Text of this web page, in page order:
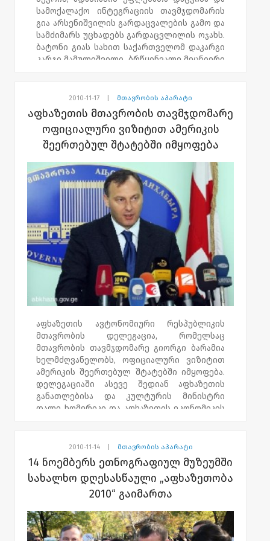
სამოქალაქო ინტეგრაციის თავმჯდომარის
გია არსენიშვილის გარდაცვალების გამო და
სამძიმარს უცხადებს გარდაცვლილის ოჯახს.
ბატონი გიას სახით საქართველომ დაკარგი
კარგი მამულიშვილი, ბრწყინვალე მეცნიერი
2010-11-17 მთავრობის აპარატი
აფხაზეთის მთავრობის თავმჯდომარე
ოფიციალური ვიზიტით ამერიკის
შეერთებულ შტატებში იმყოფება
აფხაზეთის ავტონომიური რესპუბლიკის
მთავრობის დელეგაცია, რომელსაც
მთავრობის თავმჯდომარე გიორგი ბარამია
ხელმძღვანელობს, ოფიციალური ვიზიტით
ამერიკის შეერთებულ შტატებში იმყოფება.
დელეგაციაში ასევე შედიან აფხაზეთის
განათლებისა და კულტურის მინისტრი
დალი ხომერიკი და აფხაზეთის ეკონომიკის
ვიზიტის ფარგლებში დაგეგმილია
შეხვედრები სამხრეთ-აღმოსავლეთის
საზოგადოებრივი კოლეჯის პრეზიდენტ
დოქტორ ჯეკ ჰუკთან, ნებრასკის ვიცე-
გუბერნატორ რიკ შიჰისთან და ნებრასკის
დეპარტამენტის დირექტორთან რიჩარდ
ბაიერთან.
2010-11-14| მთავრობის აპარატი
14 ნოემბერს ეთნოგრაფიულ მუზეუმში
სახალხო დღესასწაული „აფხაზეთობა
2010“ გაიმართა